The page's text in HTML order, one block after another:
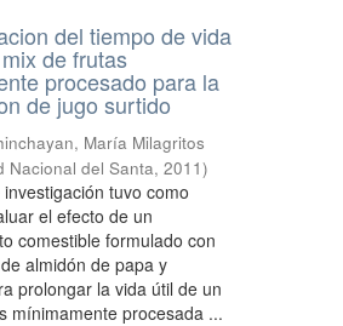
del tiempo de vida
de frutas
procesado para la
de jugo surtido
María Milagritos
Nacional del Santa, 2011)
tuvo como
el efecto de un
comestible formulado con
almidón de papa y
prolongar la vida útil de un
mínimamente procesada ...